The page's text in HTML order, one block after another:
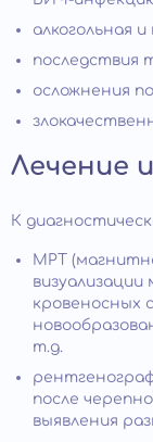
алкогольная
последствия
осложнения
Лечение
К
МРТ
визуализации
кровеносных
т.д.
после
выявления